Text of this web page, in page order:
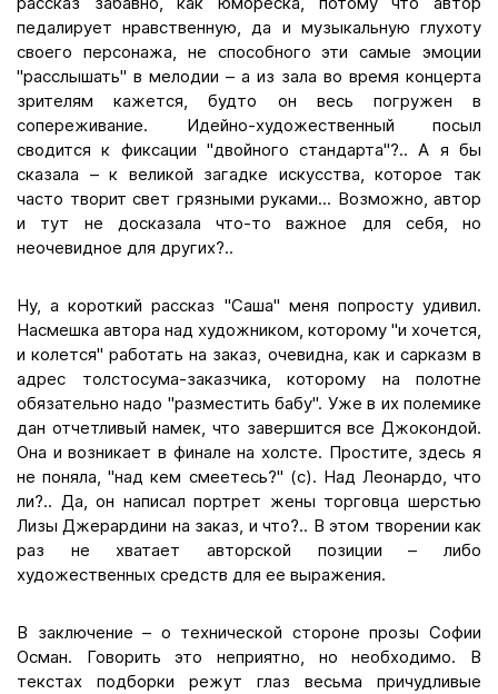
педалирует нравственную, да и музыкальную глухоту
своего персонажа, не способного эти самые эмоции
"расслышать" в мелодии – а из зала во время концерта
зрителям кажется, будто он весь погружен в
сопереживание. Идейно-художественный посыл
сводится к фиксации "двойного стандарта"?.. А я бы
сказала – к великой загадке искусства, которое так
часто творит свет грязными руками... Возможно, автор
и тут не досказала что-то важное для себя, но
неочевидное для других?..
Ну, а короткий рассказ "Саша" меня попросту удивил.
Насмешка автора над художником, которому "и хочется,
и колется" работать на заказ, очевидна, как и сарказм в
адрес толстосума-заказчика, которому на полотне
обязательно надо "разместить бабу". Уже в их полемике
дан отчетливый намек, что завершится все Джокондой.
Она и возникает в финале на холсте. Простите, здесь я
не поняла, "над кем смеетесь?" (с). Над Леонардо, что
ли?.. Да, он написал портрет жены торговца шерстью
Лизы Джерардини на заказ, и что?.. В этом творении как
раз не хватает авторской позиции – либо
художественных средств для ее выражения.
В заключение – о технической стороне прозы Софии
Осман. Говорить это неприятно, но необходимо. В
текстах подборки режут глаз весьма причудливые